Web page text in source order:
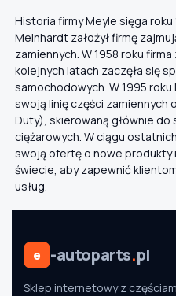
Historia firmy Meyle sięga
Meinhardt założył firmę
zamiennych. W 1958 roku
kolejnych latach zaczęła się
samochodowych. W 1995
swoją linię części zamiennych
Duty), skierowaną głównie
ciężarowych. W ciągu
swoją ofertę o nowe produkty
świecie, aby zapewnić
usług.
e -autoparts.pl
Sklep internetowy z